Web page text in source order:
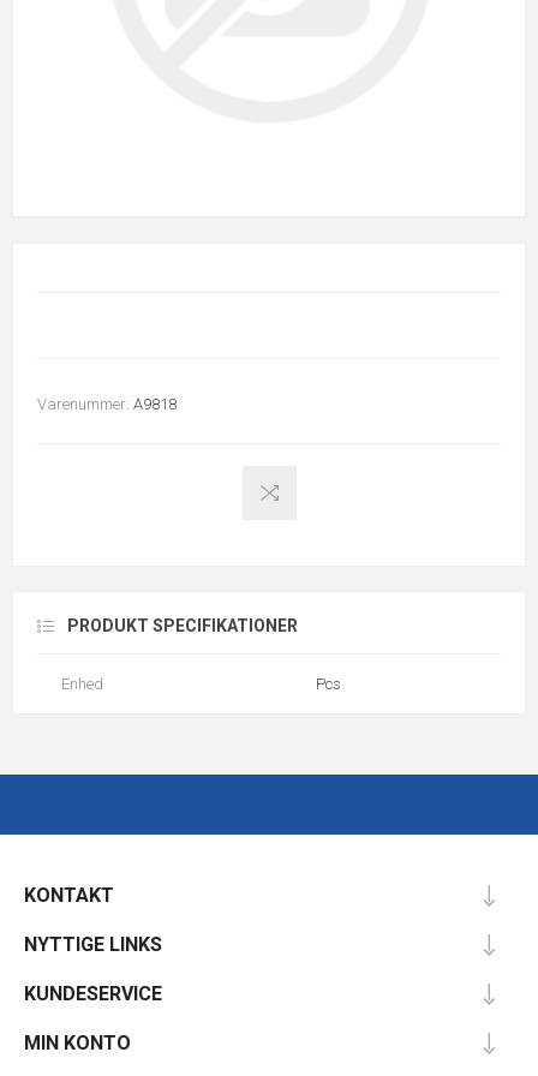
Varenummer: A9818
PRODUKT SPECIFIKATIONER
Enhed Pcs
KONTAKT
NYTTIGE LINKS
KUNDESERVICE
MIN KONTO